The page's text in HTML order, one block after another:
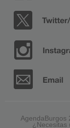
AgendaBurgos
¿Necesitas